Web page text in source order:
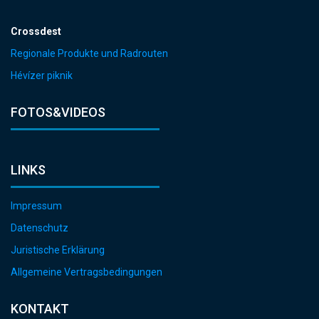
Crossdest
Regionale Produkte und Radrouten
Hévízer piknik
FOTOS&VIDEOS
LINKS
Impressum
Datenschutz
Juristische Erklärung
Allgemeine Vertragsbedingungen
KONTAKT